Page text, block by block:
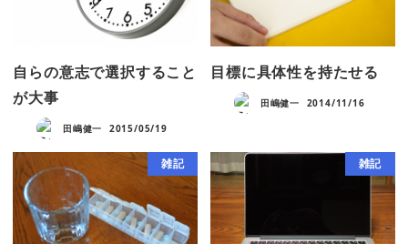
自らの意志で選択すること
が大事
田嶋健一 2015/05/19
目標に具体性を持たせる
田嶋健一 2014/11/16
雑記 雑記